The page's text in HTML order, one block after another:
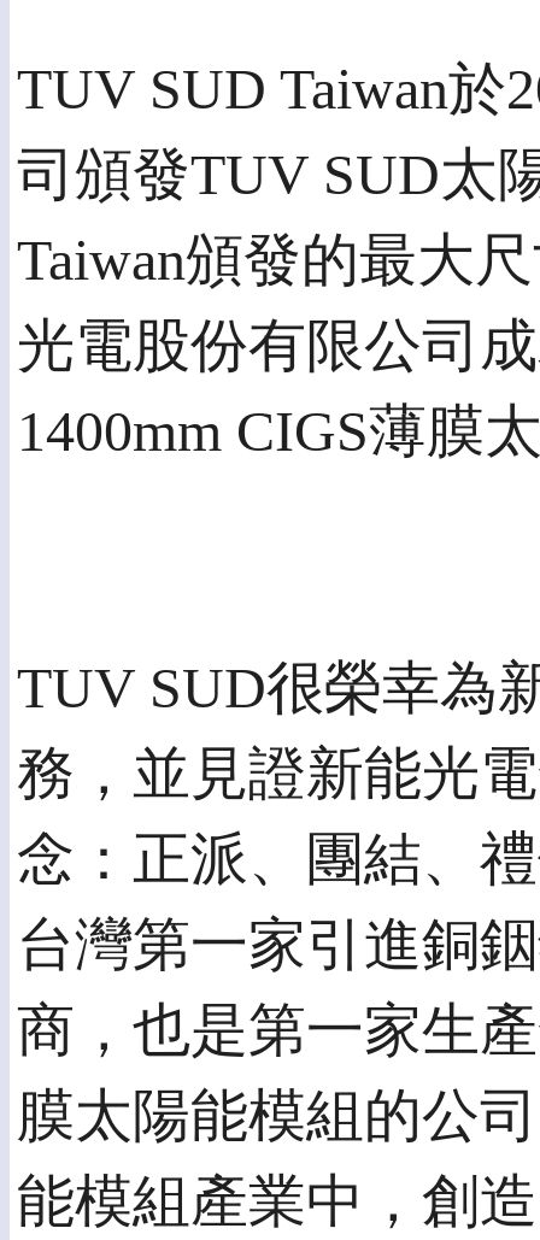
TUV SUD Taiwan於
司頒發TUV SUD太
Taiwan頒發的最大
光電股份有限公司
1400mm CIGS薄膜
TUV SUD很榮幸為
務，並見證新能光
念：正派、團結、
台灣第一家引進銅
商，也是第一家生
膜太陽能模組的公
能模組產業中，創